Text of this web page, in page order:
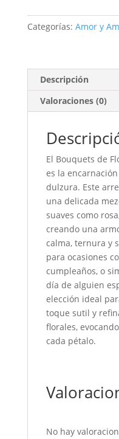
Categorías: Amor y
Descripción
Valoraciones (0)
El Bouquets de
es la
dulzura. Este
una delicada
suaves como
creando una
calma, ternura y
para ocasiones
cumpleaños, o
día de alguien
elección ideal
toque sutil y
florales,
cada pétalo.
No hay